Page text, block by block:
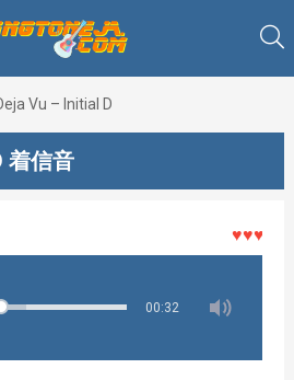
Vu – Initial D
着信音
♥♥♥着メ
00:32